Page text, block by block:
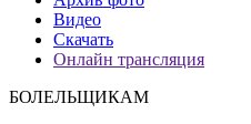
Видео
Скачать
Онлайн трансляция
БОЛЕЛЬЩИКАМ